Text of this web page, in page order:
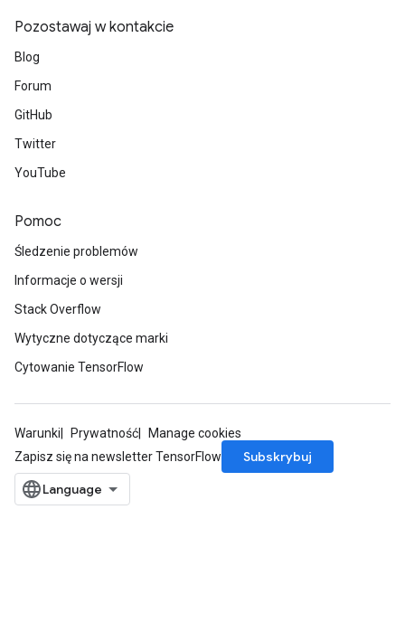
Pozostawaj w kontakcie
Blog
Forum
GitHub
Twitter
YouTube
Pomoc
Śledzenie problemów
Informacje o wersji
Stack Overflow
Wytyczne dotyczące marki
Cytowanie TensorFlow
Warunki Prywatność
Manage cookies
Zapisz się na newsletter TensorFlow
Subskrybuj